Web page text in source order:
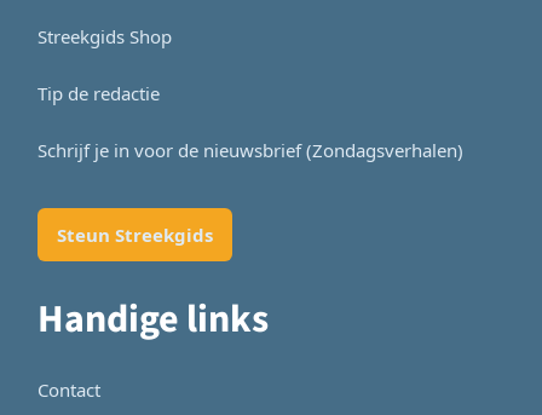
Streekgids Shop
Tip de redactie
Schrijf je in voor de nieuwsbrief (Zondagsverhalen)
Steun Streekgids
Handige links
Contact